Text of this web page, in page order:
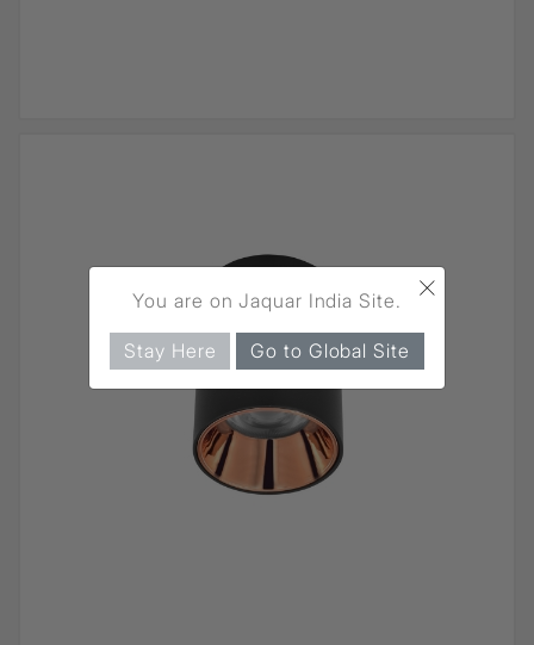
×
You are on Jaquar India Site.
Stay Here Go to Global Site